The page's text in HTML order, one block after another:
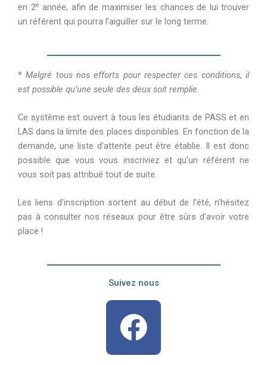
en 2e année, afin de maximiser les chances de lui trouver
un référent qui pourra l’aiguiller sur le long terme.
*Malgré tous nos efforts pour respecter ces conditions, il
est possible qu’une seule des deux soit remplie.
Ce système est ouvert à tous les étudiants de PASS et en
LAS dans la limite des places disponibles. En fonction de la
demande, une liste d’attente peut être établie. Il est donc
possible que vous vous inscriviez et qu’un référent ne
vous soit pas attribué tout de suite.
Les liens d’inscription sortent au début de l’été, n’hésitez
pas à consulter nos réseaux pour être sûrs d’avoir votre
place !
Suivez nous
F
a